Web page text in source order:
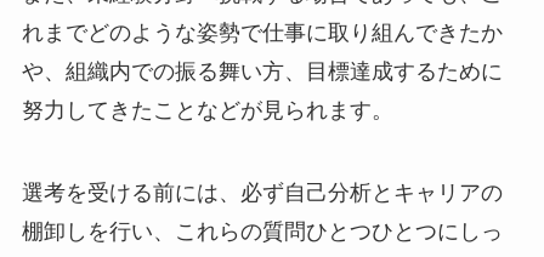
れまでどのような姿勢で仕事に取り組んできたか
や、組織内での振る舞い方、目標達成するために
努力してきたことなどが見られます。
選考を受ける前には、必ず自己分析とキャリアの
棚卸しを行い、これらの質問ひとつひとつにしっ